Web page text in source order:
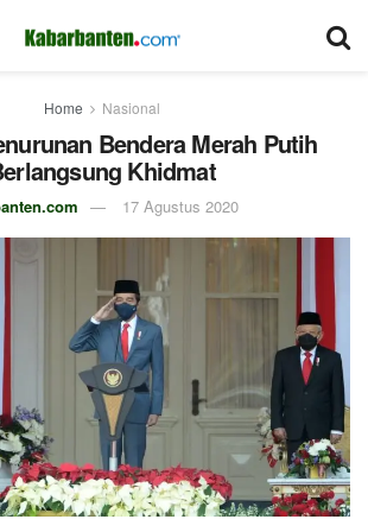
Home Nasional
Bendera Merah Putih
Khidmat
17 Agustus 2020